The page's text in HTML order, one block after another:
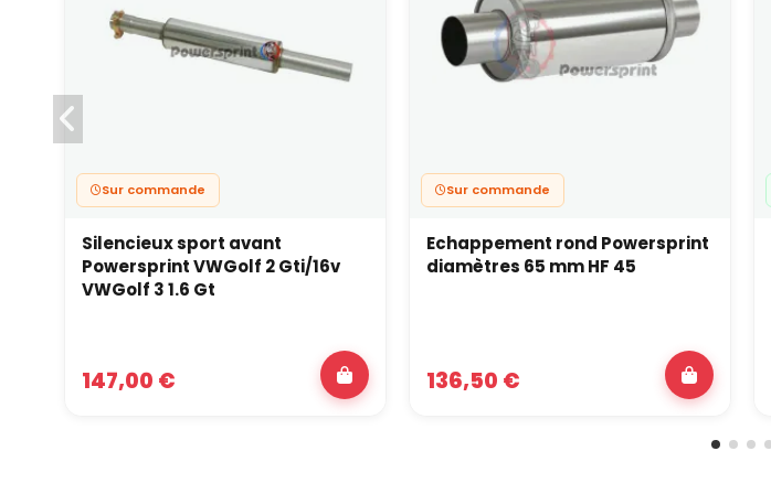
Sur commande
Silencieux sport avant
Powersprint VWGolf 2 Gti/16v
VWGolf 3 1.6 Gt
147,00 €
Sur commande
Echappement rond Powersprint
diamètres 65 mm HF 45
136,50 €